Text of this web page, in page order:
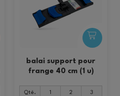
balai support pour
frange 40 cm (1 u)
Qté. 1 2 3